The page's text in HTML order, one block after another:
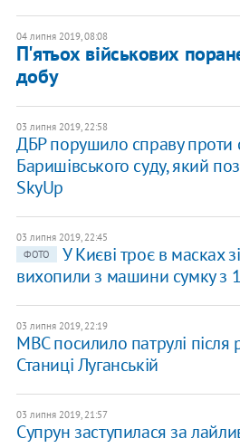
04 липня 2019, 08:08
П'ятьох військових
добу
03 липня 2019, 22:58
ДБР порушило справу проти
Баришівського суду, який
SkyUp
03 липня 2019, 22:45
ФОТО
У Києві троє в масках
вихопили з машини сумку з
03 липня 2019, 22:19
МВС посилило патрулі після
Станиці Луганській
03 липня 2019, 21:57
Супрун заступилася за